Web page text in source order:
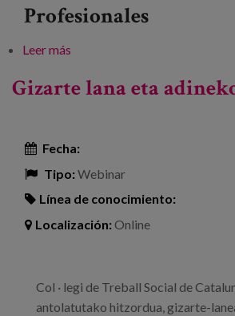
Profesionales
Leer más
Gizarte lana eta
Fecha:
Tipo:Webinar
Línea de conocimiento:
Localización:Online
Col · legi de Treball Social de
antolatutako hitzordua, gizarte-